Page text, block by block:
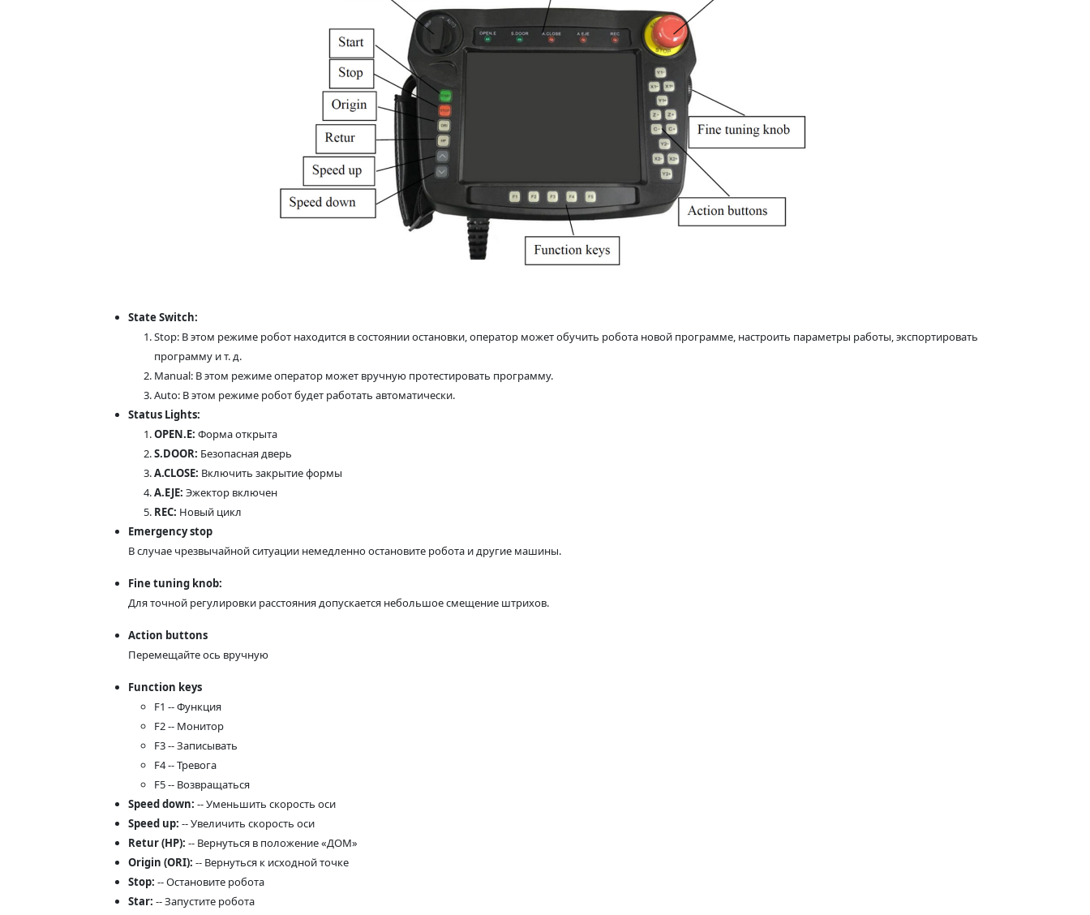
State Switch:
Stop: В этом режиме робот находится в состоянии остановки, оператор может обучить робота новой программе, настроить параметры работы, экспортировать
программу и т. д.
Manual: В этом режиме оператор может вручную протестировать программу.
Auto: В этом режиме робот будет работать автоматически.
Status Lights:
OPEN.E: Форма открыта
S.DOOR: Безопасная дверь
A.CLOSE: Включить закрытие формы
A.EJE: Эжектор включен
REC: Новый цикл
Emergency stop
В случае чрезвычайной ситуации немедленно остановите робота и другие машины.
Fine tuning knob:
Для точной регулировки расстояния допускается небольшое смещение штрихов.
Action buttons
Перемещайте ось вручную
Function keys
F1 -- Функция
F2 -- Монитор
F3 -- Записывать
F4 -- Тревога
F5 -- Возвращаться
Speed down: -- Уменьшить скорость оси
Speed up: -- Увеличить скорость оси
Retur (HP): -- Вернуться в положение «ДОМ»
Origin (ORI): -- Вернуться к исходной точке
Stop: -- Остановите робота
Star: -- Запустите робота